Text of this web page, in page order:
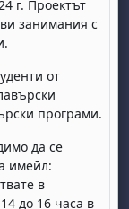
24 г. Проектът
занимания с
от
програми.
да се
имейл:
в
14 до 16 часа в